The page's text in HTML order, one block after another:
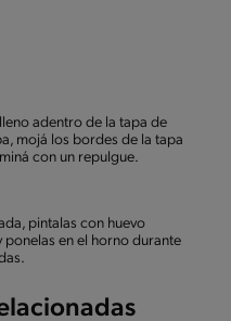
adentro de la tapa de
mojá los bordes de la tapa
con un repulgue.
pintalas con huevo
en el horno durante